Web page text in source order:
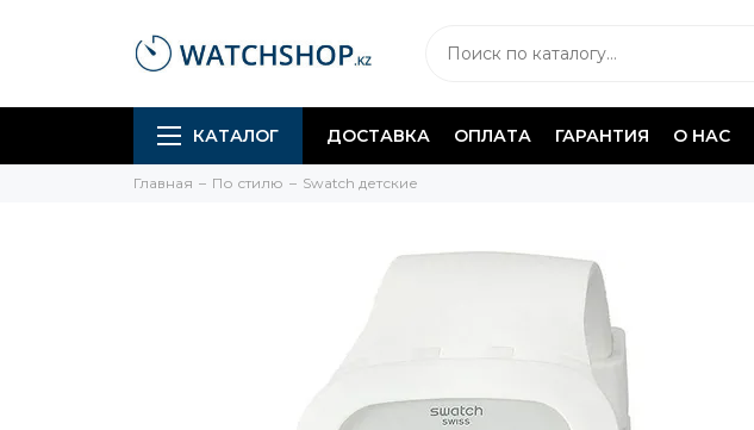
КАТАЛОГ ДОСТАВКА ОПЛАТА ГАРАНТИЯ О НАС
Главная По стилю Swatch детские